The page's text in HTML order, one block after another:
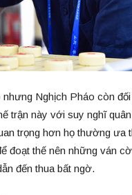
Nghịch Pháo còn
trận này với suy nghĩ
trọng hơn họ thường ưa
đoạt thế nên những ván
đến thua bất ngờ.